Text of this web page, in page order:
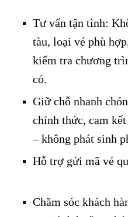
Tư vấn tận tình:
tàu, loại vé phù
kiểm tra chương
có.
Giữ chỗ nhanh
chính thức, cam
– không phát sinh
Hỗ trợ gửi mã vé
Chăm sóc khách